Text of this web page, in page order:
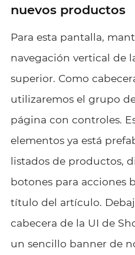
nuevos productos
Para esta pantalla,
navegación vertical de
superior. Como
utilizaremos el grupo
página con controles.
elementos ya está
listados de productos,
botones para acciones
título del artículo.
cabecera de la UI de
un sencillo banner de